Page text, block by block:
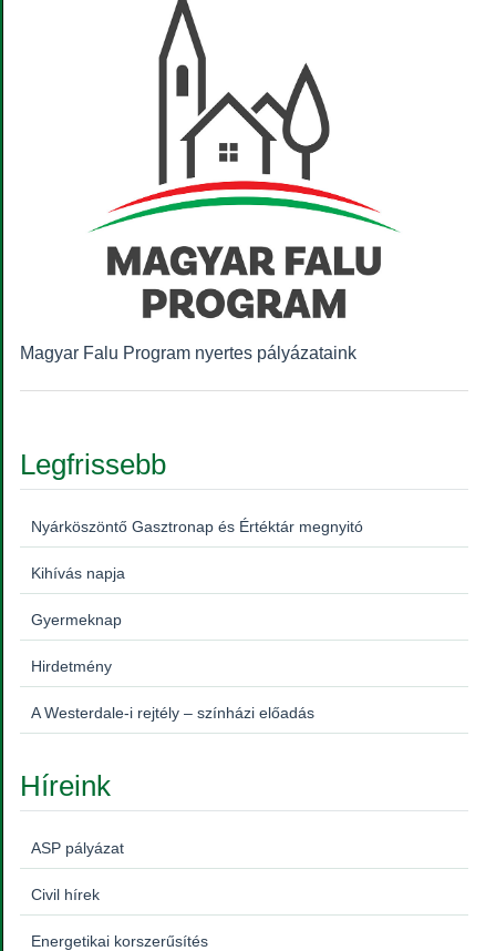
Magyar Falu Program nyertes pályázataink
Legfrissebb
Nyárköszöntő Gasztronap és Értéktár megnyitó
Kihívás napja
Gyermeknap
Hirdetmény
A Westerdale-i rejtély – színházi előadás
Híreink
ASP pályázat
Civil hírek
Energetikai korszerűsítés